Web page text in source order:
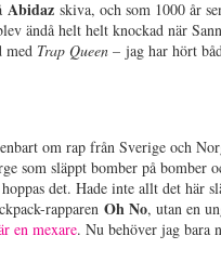
Abidazskiva, och som 1000 år
ändå helt helt knockad när
med Trap Queen – jag har hört
om rap från Sverige och
som släppt bomber på bomber
det. Hade inte allt det här
rapparenOh No, utan en
en mexare. Nu behöver jag bara